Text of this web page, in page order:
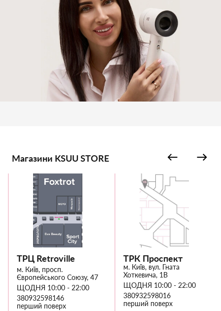
Магазини KSUU STORE
ТРЦ Retroville
м. Київ, просп.
Європейського Союзу, 47
ЩОДНЯ 10:00 - 22:00
380932598146
перший поверх
ТРК Проспект
м. Київ, вул. Гната
Хоткевича, 1В
ЩОДНЯ 10:00 - 22:00
380932598016
перший поверх